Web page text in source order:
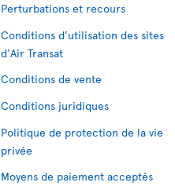
Perturbations et recours
Conditions d’utilisation des sites
d'Air Transat
Conditions de vente
Conditions juridiques
Politique de protection de la vie
privée
Moyens de paiement acceptés